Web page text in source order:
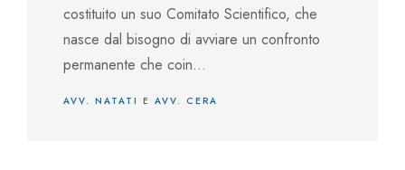
costituito un suo Comitato Scientifico, che
nasce dal bisogno di avviare un confronto
permanente che coin...
AVV. NATATI E AVV. CERA